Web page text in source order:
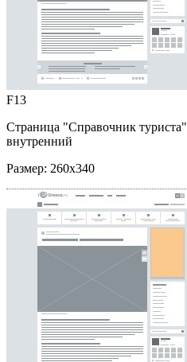
F13
Страница "Справочник туриста"
внутренний
Размер: 260x340